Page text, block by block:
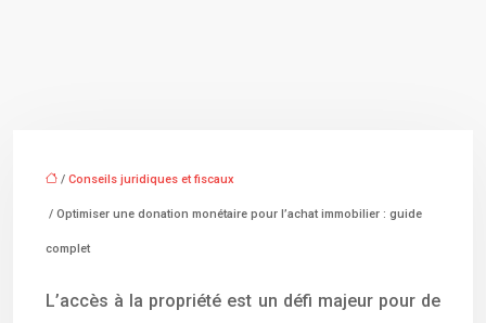
/ Conseils juridiques et fiscaux
/ Optimiser une donation monétaire pour l’achat immobilier : guide
complet
L’accès à la propriété est un défi majeur pour de